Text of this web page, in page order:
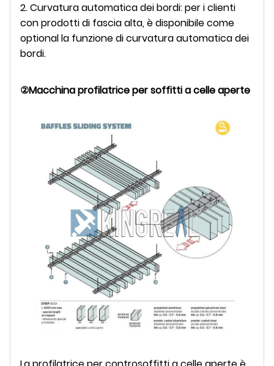
2. Curvatura automatica dei bordi: per i clienti
con prodotti di fascia alta, è disponibile come
optional la funzione di curvatura automatica dei
bordi.
②Macchina profilatrice per soffitti a celle aperte